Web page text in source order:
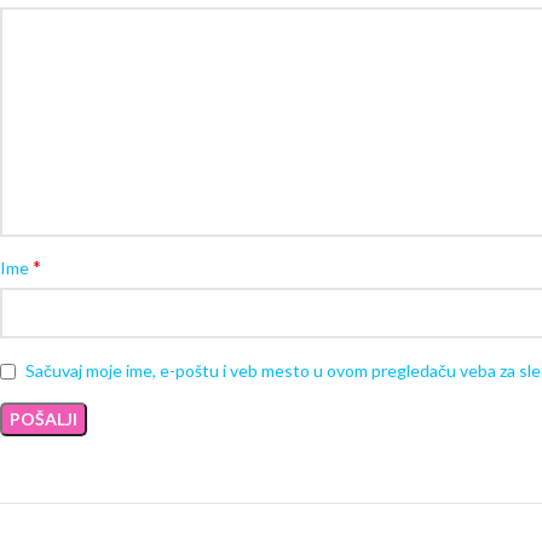
Ime*
Sačuvaj moje ime, e-poštu i veb mesto u ovom pregledaču veba za